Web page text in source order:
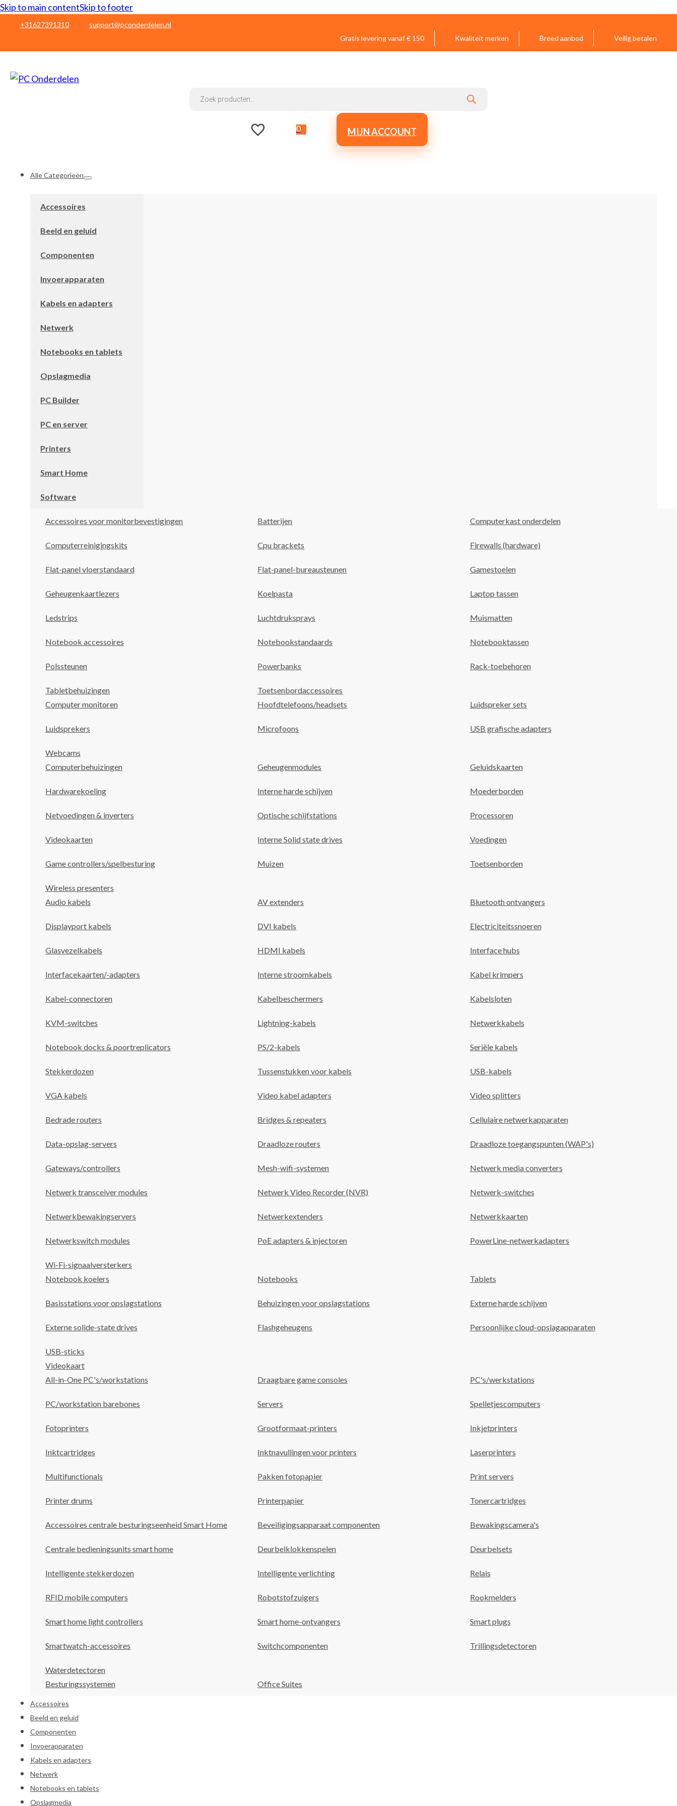
Skip to main contentSkip to footer
+31627391310
support@pconderdelen.nl
Gratis levering vanaf € 150
Kwaliteit merken Breed aanbod Veilig betalen
search
0 MIJN ACCOUNT
Alle Categorieën
Accessoires
Beeld en geluid
Componenten
Invoerapparaten
Kabels en adapters
Netwerk
Notebooks en tablets
Opslagmedia
PC Builder
PC en server
Printers
Smart Home
Software
Accessoires voor monitorbevestigingen Batterijen Computerkast onderdelen
Computerreinigingskits Cpu brackets Firewalls (hardware)
Flat-panel vloerstandaard Flat-panel-bureausteunen Gamestoelen
Geheugenkaartlezers Koelpasta Laptop tassen
Ledstrips Luchtdruksprays Muismatten
Notebook accessoires Notebookstandaards Notebooktassen
Polssteunen Powerbanks Rack-toebehoren
Tabletbehuizingen
Toetsenbordaccessoires
Computer monitoren
Hoofdtelefoons/headsets Luidspreker sets
Luidsprekers Microfoons USB grafische adapters
Webcams
Computerbehuizingen
Geheugenmodules Geluidskaarten
Hardwarekoeling Interne harde schijven Moederborden
Netvoedingen & inverters Optische schijfstations Processoren
Videokaarten Interne Solid state drives Voedingen
Game controllers/spelbesturing Muizen Toetsenborden
Wireless presenters
Audio kabels
AV extenders Bluetooth ontvangers
Displayport kabels DVI kabels Electriciteitssnoeren
Glasvezelkabels HDMI kabels Interface hubs
Interfacekaarten/-adapters Interne stroomkabels Kabel krimpers
Kabel-connectoren Kabelbeschermers Kabelsloten
KVM-switches Lightning-kabels Netwerkkabels
Notebook docks & poortreplicators PS/2-kabels Seriële kabels
Stekkerdozen Tussenstukken voor kabels USB-kabels
VGA kabels Video kabel adapters Video splitters
Bedrade routers Bridges & repeaters Cellulaire netwerkapparaten
Data-opslag-servers Draadloze routers Draadloze toegangspunten (WAP's)
Gateways/controllers Mesh-wifi-systemen Netwerk media converters
Netwerk transceiver modules Netwerk Video Recorder (NVR) Netwerk-switches
Netwerkbewakingservers Netwerkextenders Netwerkkaarten
Netwerkswitch modules PoE adapters & injectoren PowerLine-netwerkadapters
Wi-Fi-signaalversterkers
Notebook koelers
Notebooks Tablets
Basisstations voor opslagstations Behuizingen voor opslagstations Externe harde schijven
Externe solide-state drives Flashgeheugens Persoonlijke cloud-opslagapparaten
USB-sticks
Videokaart
All-in-One PC's/workstations
Draagbare game consoles PC's/werkstations
PC/workstation barebones Servers Spelletjescomputers
Fotoprinters Grootformaat-printers Inkjetprinters
Inktcartridges Inktnavullingen voor printers Laserprinters
Multifunctionals Pakken fotopapier Print servers
Printer drums Printerpapier Tonercartridges
Accessoires centrale besturingseenheid Smart Home Beveiligingsapparaat componenten Bewakingscamera's
Centrale bedieningsunits smart home Deurbelklokkenspelen Deurbelsets
Intelligente stekkerdozen Intelligente verlichting Relais
RFID mobile computers Robotstofzuigers Rookmelders
Smart home light controllers Smart home-ontvangers Smart plugs
Smartwatch-accessoires Switchcomponenten Trillingsdetectoren
Waterdetectoren
Besturingssystemen
Office Suites
Accessoires
Beeld en geluid
Componenten
Invoerapparaten
Kabels en adapters
Netwerk
Notebooks en tablets
Opslagmedia